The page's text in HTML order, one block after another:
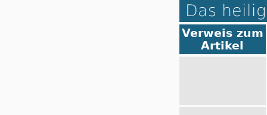
Das
Verweis zum
Artikel